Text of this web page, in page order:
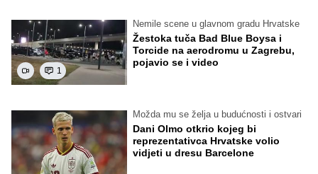
1
Nemile scene u glavnom gradu Hrvatske
Žestoka tuča Bad Blue Boysa i
Torcide na aerodromu u Zagrebu,
pojavio se i video
Možda mu se želja u budućnosti i ostvari
Dani Olmo otkrio kojeg bi
reprezentativca Hrvatske volio
vidjeti u dresu Barcelone